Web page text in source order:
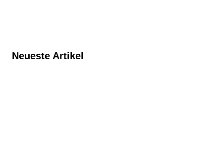
Neueste Artikel